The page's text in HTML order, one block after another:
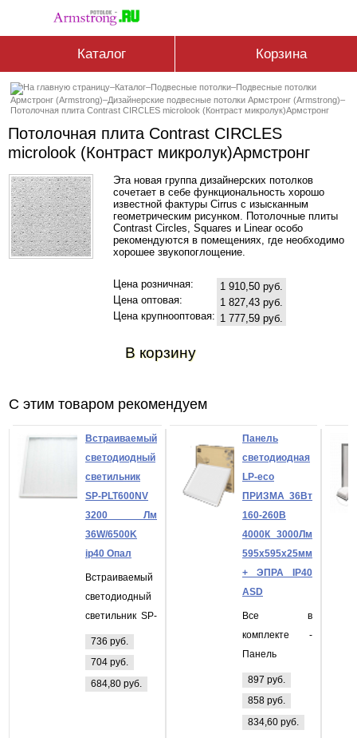
Каталог Корзина
–Каталог–Подвесные потолки–Подвесные потолки
Армстронг (Armstrong)–Дизайнерские подвесные потолки Армстронг (Armstrong)–
Потолочная плита Contrast CIRCLES microlook (Контраст микролук)Армстронг
Потолочная плита Contrast CIRCLES
microlook (Контраст микролук)Армстронг
Эта новая группа дизайнерских потолков
сочетает в себе функциональность хорошо
известной фактуры Cirrus с изысканным
геометрическим рисунком. Потолочные плиты
Contrast Circles, Squares и Linear особо
рекомендуются в помещениях, где необходимо
хорошее звукопоглощение.
Цена розничная:
1 910,50 руб.
Цена оптовая:
1 827,43 руб.
Цена крупнооптовая: 1 777,59 руб.
В корзину
С этим товаром рекомендуем
Встраиваемый
светодиодный
светильник
SP-PLT600NV
3200 Лм
36W/6500K
ip40 Опал
Встраиваемый
светодиодный
светильник SP-
PLT600NV 3200
Лм 36W/6500K
ip40 Опал
736 руб.
704 руб.
684,80 руб.
Панель
светодиодная
LP-eco
ПРИЗМА 36Вт
160-260В
4000К 3000Лм
595х595х25мм
+ ЭПРА IP40
ASD
Все в
комплекте -
Панель
светодиодная
LP-eco
ПРИЗМА 36Вт
160-260В
897 руб.
858 руб.
834,60 руб.